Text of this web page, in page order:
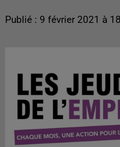
Publié : 9 février 2021 à